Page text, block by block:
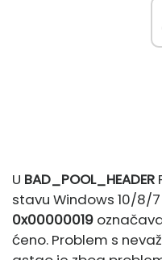
U BAD_POOL_HEADER
stavu Windows 10/8/
0x00000019
ćeno. Problem s